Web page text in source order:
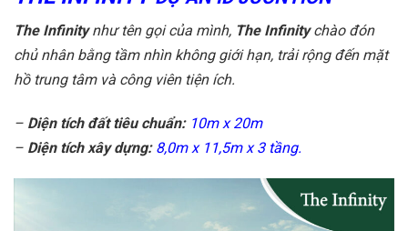
The Infinitynhư tên gọi của mình, The Infinitychào đón
chủ nhân bằng tầm nhìn không giới hạn, trải rộng đến mặt
hồ trung tâm và công viên tiện ích.
– Diện tích đất tiêu chuẩn: 10m x 20m
– Diện tích xây dựng: 8,0m x 11,5m x 3 tầng.